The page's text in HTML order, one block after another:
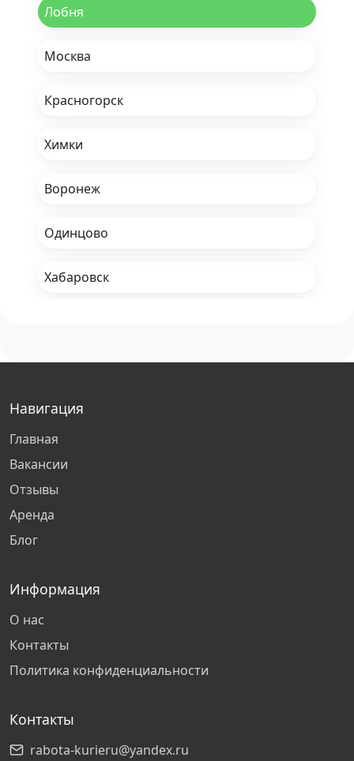
Лобня
Москва
Красногорск
Химки
Воронеж
Одинцово
Хабаровск
Санкт-Петербург
Казань
Сургут
Киров
Нижний Новгород
Самара
Навигация
Главная
Вакансии
Отзывы
Аренда
Блог
Информация
О нас
Контакты
Политика конфиденциальности
Контакты
rabota-kurieru@yandex.ru